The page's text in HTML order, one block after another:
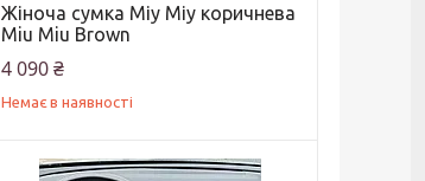
Жіноча сумка Міу Міу коричнева
Miu Miu Brown
4 090 ₴
Немає в наявності